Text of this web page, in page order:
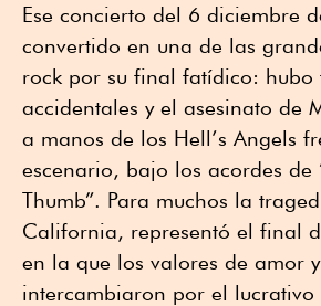
Ese concierto del 6 diciembre
convertido en una de las
rock por su final fatídico: hubo
accidentales y el asesinato de
a manos de los Hell’s Angels
escenario, bajo los acordes de
Thumb”. Para muchos la
California, representó el final
en la que los valores de amor
intercambiaron por el lucrativo